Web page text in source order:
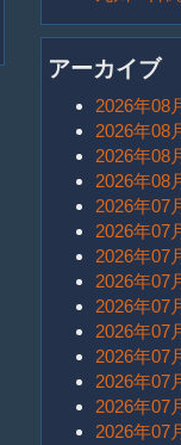
アーカイブ
2026年08
2026年08
2026年08
2026年08
2026年07
2026年07
2026年07
2026年07
2026年07
2026年07
2026年07
2026年07
2026年07
2026年07